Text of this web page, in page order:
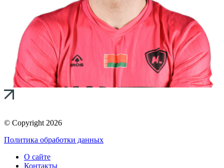
© Copyright 2026
Политика обработки данных
О сайте
Контакты